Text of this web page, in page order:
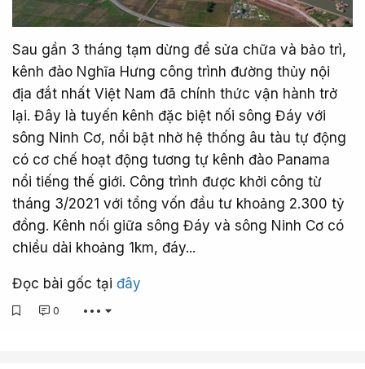
Sau gần 3 tháng tạm dừng để sửa chữa và bảo trì,
kênh đào Nghĩa Hưng công trình đường thủy nội
địa đắt nhất Việt Nam đã chính thức vận hành trở
lại. Đây là tuyến kênh đặc biệt nối sông Đáy với
sông Ninh Cơ, nổi bật nhờ hệ thống âu tàu tự động
có cơ chế hoạt động tương tự kênh đào Panama
nổi tiếng thế giới. Công trình được khởi công từ
tháng 3/2021 với tổng vốn đầu tư khoảng 2.300 tỷ
đồng. Kênh nối giữa sông Đáy và sông Ninh Cơ có
chiều dài khoảng 1km, đáy...
Đọc bài gốc tại đây
0 •••